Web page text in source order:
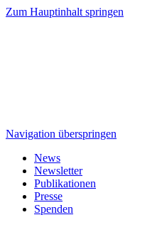
Zum Hauptinhalt springen
Navigation überspringen
News
Newsletter
Publikationen
Presse
Spenden